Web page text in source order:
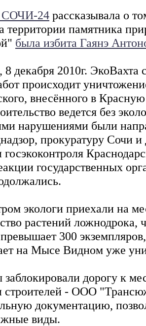
24 рассказывала о
территории памятника
была избита Гаянэ
8 декабря 2010г.
происходит
внесённого в
ведется без
нарушениями были
прокуратуру Сочи
госэкоконтроля
государственных
экологи приехали на
растений ложнодрока,
300
на Мысе Видном уже
дорогу к
строителей - ООО
документацию,
виды.